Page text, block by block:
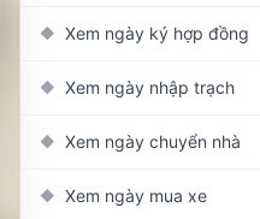
◆ Xem ngày ký hợp đồng
◆ Xem ngày nhập trạch
◆ Xem ngày chuyển nhà
◆ Xem ngày mua xe